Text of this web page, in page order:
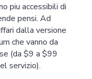
piu accessibili di
pensi. Ad
dalla versione
che vanno da
(da $9 a $99
servizio).